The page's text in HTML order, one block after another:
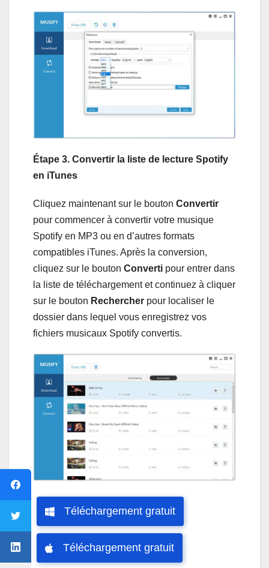
Étape 3. Convertir la liste de lecture Spotify
en iTunes
Cliquez maintenant sur le bouton Convertir
pour commencer à convertir votre musique
Spotify en MP3 ou en d’autres formats
compatibles iTunes. Après la conversion,
cliquez sur le bouton Converti pour entrer dans
la liste de téléchargement et continuez à cliquer
sur le bouton Rechercher pour localiser le
dossier dans lequel vous enregistrez vos
fichiers musicaux Spotify convertis.
Téléchargement gratuit
Téléchargement gratuit